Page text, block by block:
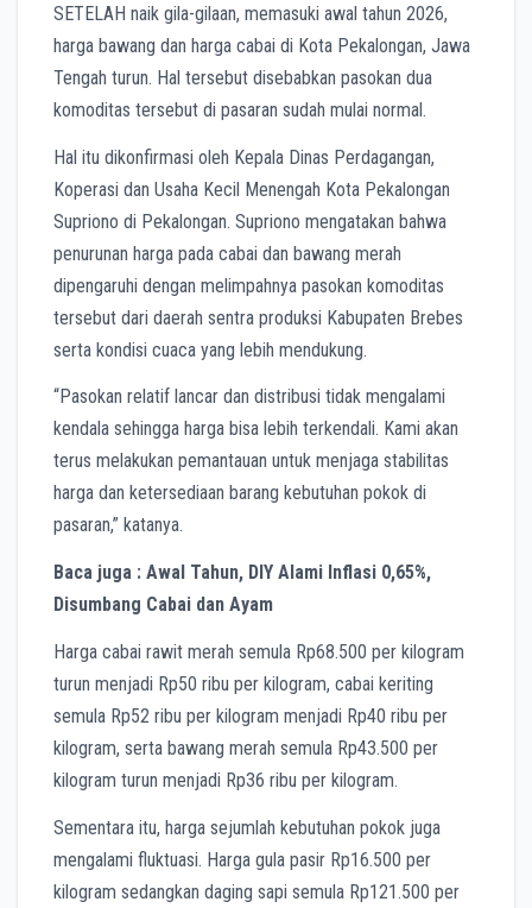
SETELAH naik gila-gilaan, memasuki awal tahun 2026,
harga bawang dan harga cabai di Kota Pekalongan, Jawa
Tengah turun. Hal tersebut disebabkan pasokan dua
komoditas tersebut di pasaran sudah mulai normal.
Hal itu dikonfirmasi oleh Kepala Dinas Perdagangan,
Koperasi dan Usaha Kecil Menengah Kota Pekalongan
Supriono di Pekalongan. Supriono mengatakan bahwa
penurunan harga pada cabai dan bawang merah
dipengaruhi dengan melimpahnya pasokan komoditas
tersebut dari daerah sentra produksi Kabupaten Brebes
serta kondisi cuaca yang lebih mendukung.
“Pasokan relatif lancar dan distribusi tidak mengalami
kendala sehingga harga bisa lebih terkendali. Kami akan
terus melakukan pemantauan untuk menjaga stabilitas
harga dan ketersediaan barang kebutuhan pokok di
pasaran,” katanya.
Baca juga : Awal Tahun, DIY Alami Inflasi 0,65%,
Disumbang Cabai dan Ayam
Harga cabai rawit merah semula Rp68.500 per kilogram
turun menjadi Rp50 ribu per kilogram, cabai keriting
semula Rp52 ribu per kilogram menjadi Rp40 ribu per
kilogram, serta bawang merah semula Rp43.500 per
kilogram turun menjadi Rp36 ribu per kilogram.
Sementara itu, harga sejumlah kebutuhan pokok juga
mengalami fluktuasi. Harga gula pasir Rp16.500 per
kilogram sedangkan daging sapi semula Rp121.500 per